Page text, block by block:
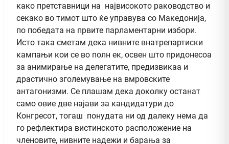
како претставници на највисокото раководство и
секако во тимот што ќе управува со Македонија,
по победата на првите парламентарни избори.
Исто така сметам дека нивните внатрепартиски
кампањи кои се во полн ек, освен што придонесоа
за анимирање на делегатите, предизвикаа и
драстично зголемување на вмровските
антагонизми. Се плашам дека доколку останат
само овие две најави за кандидатури до
Конгресот, тогаш понудата ни од далеку нема да
го рефлектира вистинското расположение на
членовите, нивните надежи и барања за